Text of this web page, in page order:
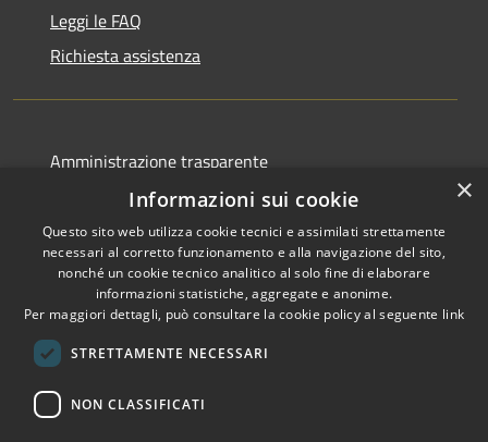
Leggi le FAQ
Richiesta assistenza
Amministrazione trasparente
Albo pretorio
Informativa privacy
Note legali
Dichiarazione di accessibilità
RSS
×
Informazioni sui cookie
Questo sito web utilizza cookie tecnici e assimilati strettamente
necessari al corretto funzionamento e alla navigazione del sito,
nonché un cookie tecnico analitico al solo fine di elaborare
informazioni statistiche, aggregate e anonime.
Per maggiori dettagli, può consultare la cookie policy al seguente link
STRETTAMENTE NECESSARI
NON CLASSIFICATI